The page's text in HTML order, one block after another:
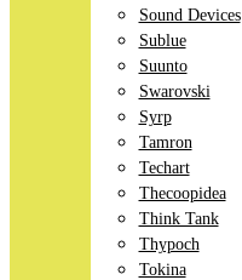
Sound Devices
Sublue
Suunto
Swarovski
Syrp
Tamron
Techart
Thecoopidea
Think Tank
Thypoch
Tokina